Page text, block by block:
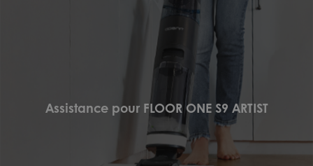
Assistance pour FLOOR ONE S9 ARTIST